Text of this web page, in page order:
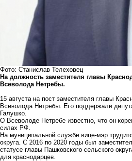
Фото: Станислав Телеховец
На должность заместителя главы
Всеволода Нетребы.
15 августа на пост заместителя главы
Всеволода Нетребы. Его поддержали
Галушко.
О Всеволоде Нетребе известно, что он
силах РФ.
На муниципальной службе вице-мэр
округа. С 2016 по 2020 годы был
статусе главы Пашковского сельского
для краснодарцев.